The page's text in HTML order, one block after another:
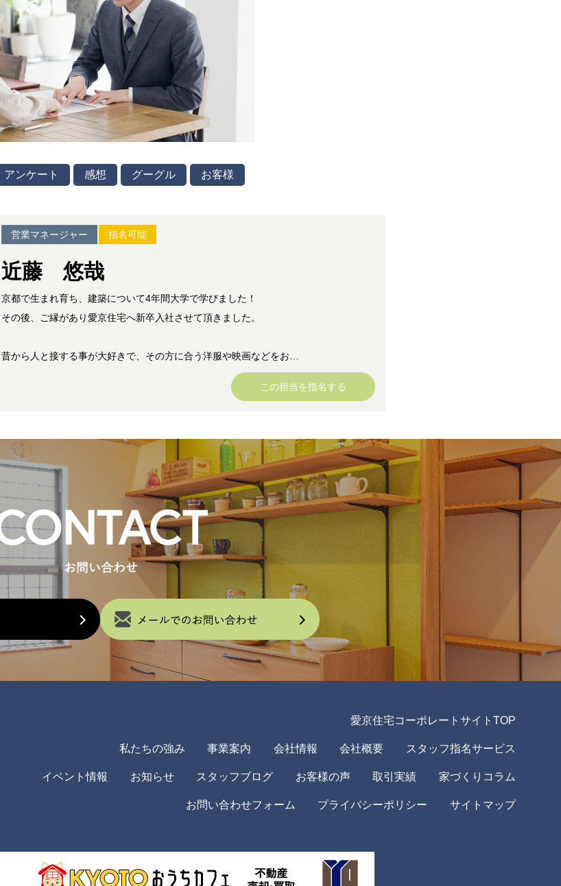
アンケート 感想 グーグル お客様
営業マネージャー 指名可能
近藤 悠哉
京都で生まれ育ち、建築について4年間大学で学びました！
その後、ご縁があり愛京住宅へ新卒入社させて頂きました。
昔から人と接する事が大好きで、その方に合う洋服や映画などをおす
すめして喜んでもらえるがとても好きでした！また、父が大工という
こともあり、建築はとても身近なもので興味がありました(^_^)
頂けるに加えて、建築工事のお力にもなれる。
最高の業種がここにありました！
お客様にとっても、一生に一度あるかないかの非常に大きなお買い物
です。
私にある経験と知識を最大限生かしたご提案でお客様目線で全力でサ
ポート致します。
きっとお力になります！宜しくお願い致します♪
この担当を指名する
愛京住宅コーポレートサイトTOP
私たちの強み 事業案内 会社情報 会社概要 スタッフ指名サービス
イベント情報 お知らせ スタッフブログ お客様の声 取引実績 家づくりコラム
お問い合わせフォーム プライバシーポリシー サイトマップ